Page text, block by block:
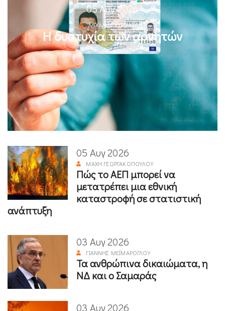
05 Αυγ 2026
ΜΙΧΆΛΗΣ ΚΥΡΙΑΚΊΔΗΣ
Η δυστυχία των αρνητών
05 Αυγ 2026
ΜΆΧΗ ΓΕΩΡΓΑΚΟΠΟΎΛΟΥ
Πώς το ΑΕΠ μπορεί να
μετατρέπει μια εθνική
καταστροφή σε στατιστική
ανάπτυξη
03 Αυγ 2026
ΓΙΆΝΝΗΣ ΜΕΪΜΆΡΟΓΛΟΥ
Τα ανθρώπινα δικαιώματα, η
ΝΔ και ο Σαμαράς
03 Αυγ 2026